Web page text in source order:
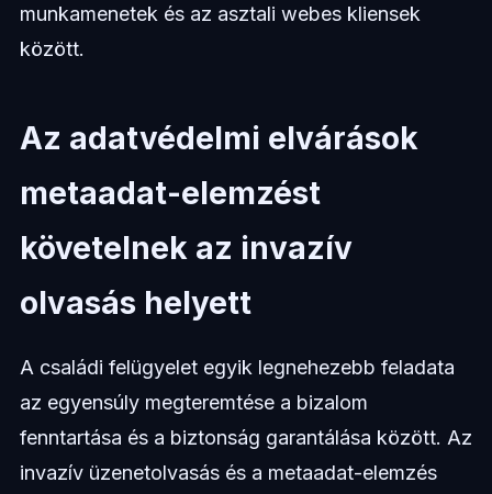
munkamenetek és az asztali webes kliensek
között.
Az adatvédelmi elvárások
metaadat-elemzést
követelnek az invazív
olvasás helyett
A családi felügyelet egyik legnehezebb feladata
az egyensúly megteremtése a bizalom
fenntartása és a biztonság garantálása között. Az
invazív üzenetolvasás és a metaadat-elemzés